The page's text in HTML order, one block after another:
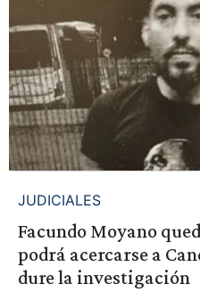
JUDICIALES
Facundo Moyano
podrá acercarse a
dure la investigación